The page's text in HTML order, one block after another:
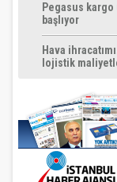
Pegasus kargo
başlıyor
Hava
lojistik